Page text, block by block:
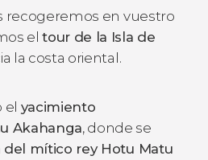
recogeremos en vuestro
eltour de la Isla de
la costa oriental.
el yacimiento
Akahanga, donde se
mítico rey Hotu Matu